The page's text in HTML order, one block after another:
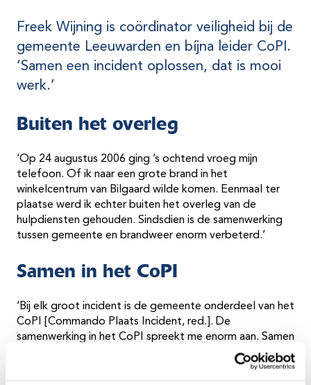
Freek Wijning is coördinator veiligheid bij de
gemeente Leeuwarden en bíjna leider CoPI.
‘Samen een incident oplossen, dat is mooi
werk.’
Buiten het overleg
‘Op 24 augustus 2006 ging ’s ochtend vroeg mijn
telefoon. Of ik naar een grote brand in het
winkelcentrum van Bilgaard wilde komen. Eenmaal ter
plaatse werd ik echter buiten het overleg van de
hulpdiensten gehouden. Sindsdien is de samenwerking
tussen gemeente en brandweer enorm verbeterd.’
Samen in het CoPI
‘Bij elk groot incident is de gemeente onderdeel van het
CoPI [Commando Plaats Incident, red.]. De
samenwerking in het CoPI spreekt me enorm aan. Samen
een incident oplossen en de nevenschade zoveel
mogelijk beperken. Dat is spannend en mooi werk.’